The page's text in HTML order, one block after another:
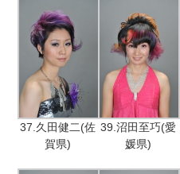
37.久田健二(佐
賀県)
39.沼田至巧(愛
媛県)